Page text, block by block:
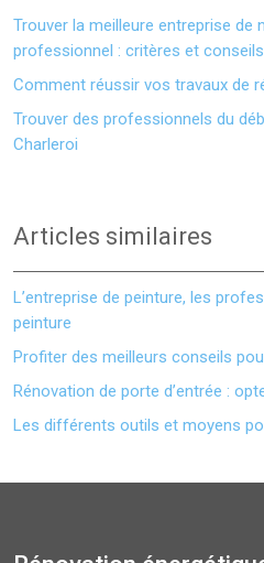
Trouver la meilleure entreprise de
professionnel : critères et conseils
Comment réussir vos travaux de
Trouver des professionnels du
Charleroi
Articles similaires
L’entreprise de peinture, les
peinture
Profiter des meilleurs conseils
Rénovation de porte d’entrée :
Les différents outils et moyens